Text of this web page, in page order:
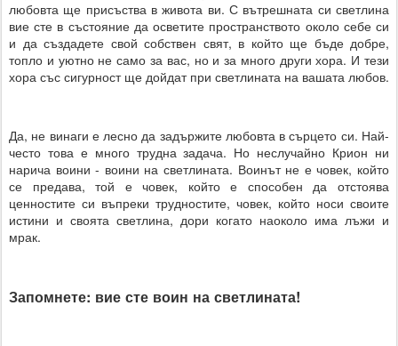
любовта ще присъства в живота ви. С вътрешната си светлина
вие сте в състояние да осветите пространството около себе си
и да създадете свой собствен свят, в който ще бъде добре,
топло и уютно не само за вас, но и за много други хора. И тези
хора със сигурност ще дойдат при светлината на вашата любов.
Да, не винаги е лесно да задържите любовта в сърцето си. Най-
често това е много трудна задача. Но неслучайно Крион ни
нарича воини - воини на светлината. Воинът не е човек, който
се предава, той е човек, който е способен да отстоява
ценностите си въпреки трудностите, човек, който носи своите
истини и своята светлина, дори когато наоколо има лъжи и
мрак.
Запомнете: вие сте воин на светлината!